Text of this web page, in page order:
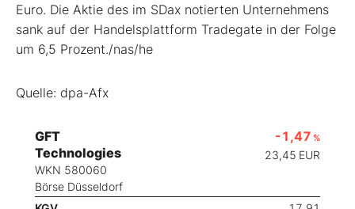
Euro. Die Aktie des im SDax notierten Unternehmens
sank auf der Handelsplattform Tradegate in der Folge
um 6,5 Prozent./nas/he
Quelle: dpa-Afx
GFT
Technologies
WKN 580060
Börse Düsseldorf
-1,47 %
23,45 EUR